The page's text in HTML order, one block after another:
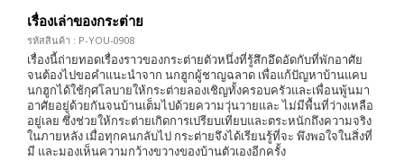
เรื่องเล่าของกระต่าย
รหัสสินค้า : P-YOU-0908
เรื่องนี้ถ่ายทอดเรื่องราวของกระต่ายตัวหนึ่งที่รู้สึกอึดอัดกับที่พักอาศัย
จนต้องไปขอคำแนะนำจาก นกฮูกผู้ชาญฉลาด เพื่อแก้ปัญหาบ้านแคบ
นกฮูกได้ใช้กุศโลบายให้กระต่ายลองเชิญทั้งครอบครัวและเพื่อนพู้นมา
อาศัยอยู่ด้วยกันจนบ้านเต็มไปด้วยความวุ่นวายและ ไม่มีพื้นที่ว่างเหลือ
อยู่เลย ซึ่งช่วยให้กระต่ายเกิดการเปรียบเทียบและตระหนักถึงความจริง
ในภายหลัง เมื่อทุกคนกลับไป กระต่ายจึงได้เรียนรู้ที่จะ พึงพอใจในสิ่งที่
มี และมองเห็นความกว้างขวางของบ้านตัวเองอีกครั้ง